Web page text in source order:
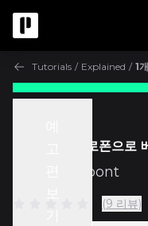
Tutorials / Explained / 1
1개의 마이크로폰으로
Fab Dupont
(9 리뷰)